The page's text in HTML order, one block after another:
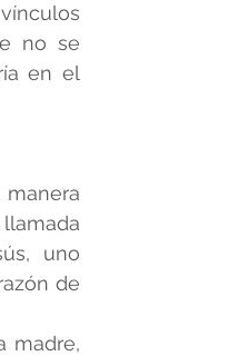
no se
en el
uno
de
madre,